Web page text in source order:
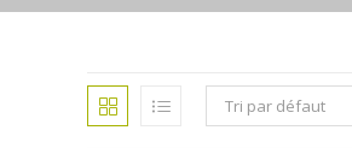
Tri par défaut